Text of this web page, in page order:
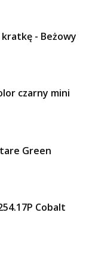
- Beżowy
czarny mini
Green
Cobalt